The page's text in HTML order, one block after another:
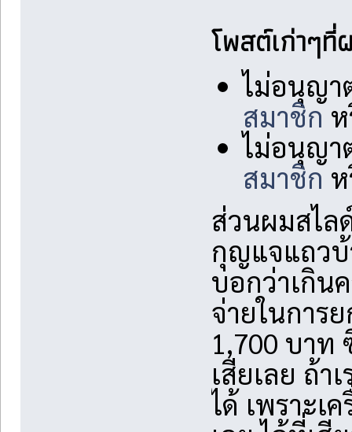
โพสต์เก่าๆที่
ไม่อนุญา
สมาชิกห
ไม่อนุญา
สมาชิกห
ส่วนผมสไล
กุญแจแถว
บอกว่าเกิน
จ่ายในการ
1,700 บาท
เสียเลย ถ้า
ได้ เพราะเ